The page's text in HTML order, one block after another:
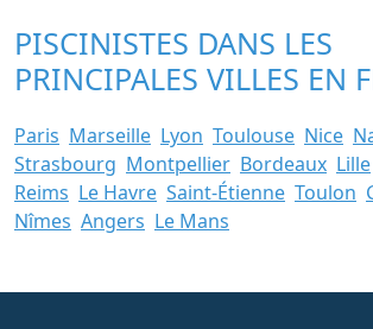
PISCINISTES DANS LES
PRINCIPALES VILLES EN
Paris Marseille Lyon Toulouse Nice
Strasbourg Montpellier Bordeaux Lille
Reims Le Havre Saint-Étienne Toulon
Nîmes Angers Le Mans